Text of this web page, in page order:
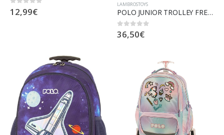
0 out of 5
12,99€
LAMBROSTOYS
POLO JUNIOR TROLLEY FRENZI 901-051-8300
0out of 5
36,50€